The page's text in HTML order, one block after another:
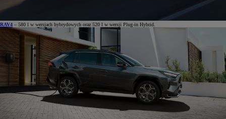
RAV4 – 580 l w wersjach hybrydowych oraz 520 l w wersji Plug-in Hybrid.